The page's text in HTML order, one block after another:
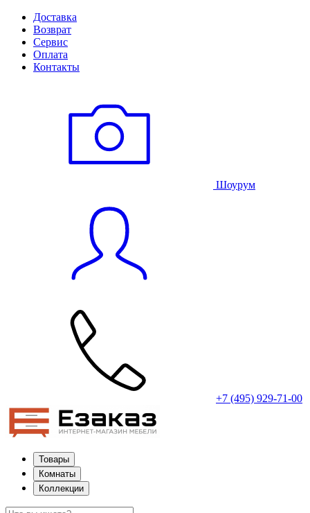
Доставка
Возврат
Сервис
Оплата
Контакты
Шоурум
+7 (495) 929-71-00
Товары
Комнаты
Коллекции